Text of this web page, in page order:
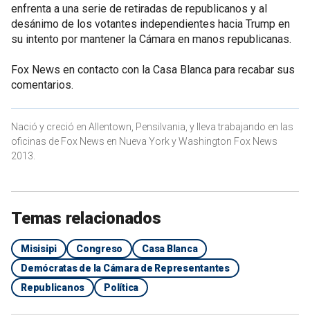
enfrenta a una serie de retiradas de republicanos y al
desánimo de los votantes independientes hacia Trump en
su intento por mantener la Cámara en manos republicanas.
Fox News en contacto con la Casa Blanca para recabar sus
comentarios.
Nació y creció en Allentown, Pensilvania, y lleva trabajando en las
oficinas de Fox News en Nueva York y Washington Fox News
2013.
Temas relacionados
Misisipi Congreso
Casa Blanca
Demócratas de la Cámara de Representantes
Republicanos
Política